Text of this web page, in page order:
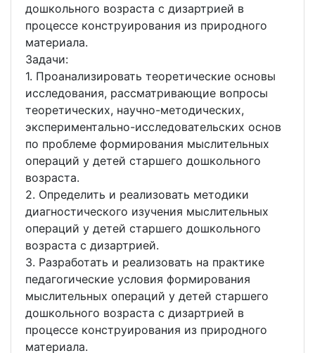
дошкольного возраста с дизартрией в
процессе конструирования из природного
материала.
Задачи:
1. Проанализировать теоретические основы
исследования, рассматривающие вопросы
теоретических, научно-методических,
экспериментально-исследовательских основ
по проблеме формирования мыслительных
операций у детей старшего дошкольного
возраста.
2. Определить и реализовать методики
диагностического изучения мыслительных
операций у детей старшего дошкольного
возраста с дизартрией.
3. Разработать и реализовать на практике
педагогические условия формирования
мыслительных операций у детей старшего
дошкольного возраста с дизартрией в
процессе конструирования из природного
материала.